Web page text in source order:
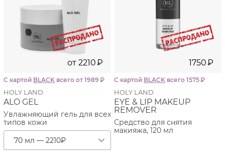
от 2210₽
С картой BLACK всего от 1989 ₽
HOLY LAND
ALO GEL
Увлажняющий гель для всех
типов кожи
70 мл — 2210₽
1750₽
С картой BLACK всего 1575₽
HOLY LAND
EYE & LIP MAKEUP
REMOVER
Средство для снятия
макияжа, 120 мл